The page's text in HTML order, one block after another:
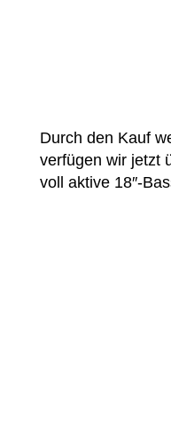
Durch den Kauf
verfügen wir jetzt
voll aktive 18″-